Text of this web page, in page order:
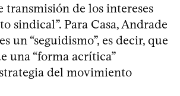
transmisión de los intereses
sindical”. Para Casa, Andrade
un “seguidismo”, es decir, que
una “forma acrítica”
del movimiento